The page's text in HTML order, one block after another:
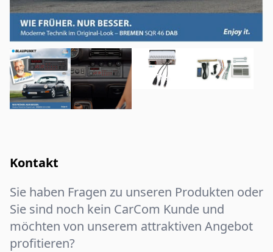
Kontakt
Sie haben Fragen zu unseren Produkten oder
Sie sind noch kein CarCom Kunde und
möchten von unserem attraktiven Angebot
profitieren?